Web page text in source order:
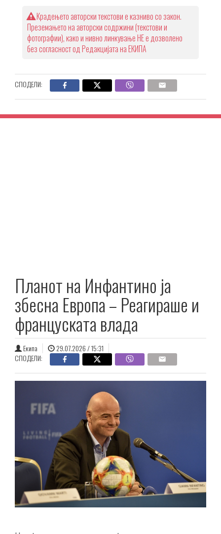
Крадењето авторски текстови е казниво со закон.
Преземањето на авторски содржини (текстови и
фотографии), како и нивно линкување НЕ е дозволено
без согласност од Редакцијата на ЕКИПА
СПОДЕЛИ:
Планот на Инфантино ја
збесна Европа – Реагираше и
француската влада
Екипа
29.07.2026 / 15:31
СПОДЕЛИ: